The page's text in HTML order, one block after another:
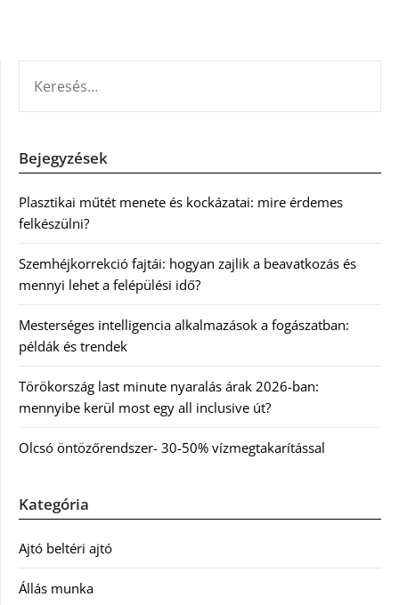
Bejegyzések
Plasztikai műtét menete és kockázatai: mire érdemes
felkészülni?
Szemhéjkorrekció fajtái: hogyan zajlik a beavatkozás és
mennyi lehet a felépülési idő?
Mesterséges intelligencia alkalmazások a fogászatban:
példák és trendek
Törökország last minute nyaralás árak 2026-ban:
mennyibe kerül most egy all inclusive út?
Olcsó öntözőrendszer- 30-50% vízmegtakarítással
Kategória
Ajtó beltéri ajtó
Állás munka